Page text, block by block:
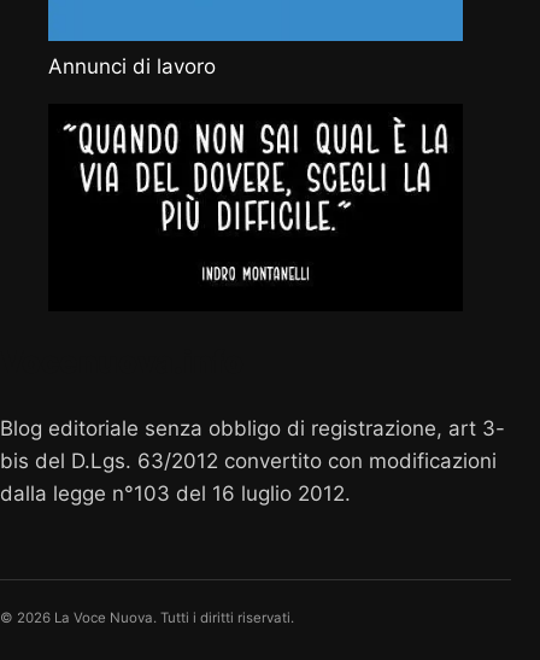
Annunci di lavoro
Blog editoriale senza obbligo di registrazione, art 3-
bis del D.Lgs. 63/2012 convertito con modificazioni
dalla legge n°103 del 16 luglio 2012.
© 2026 La Voce Nuova. Tutti i diritti riservati.